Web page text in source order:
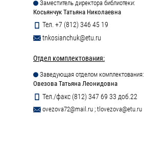
Заместитель директора библиотеки:
Косьянчук Татьяна Николаевна
Тел. +7 (812) 346 45 19
tnkosianchuk@etu.ru
Отдел комплектования:
Заведующая отделом комплектования:
Овезова Татьяна Леонидовна
Тел./факс (812) 347 69 33 доб.22
ovezova72@mail.ru ; tlovezova@etu.ru